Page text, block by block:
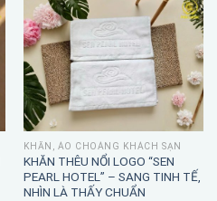
KHĂN, ÁO CHOÀNG KHÁCH SẠN
KHĂN THÊU NỔI LOGO “SEN
PEARL HOTEL” – SANG TINH TẾ,
NHÌN LÀ THẤY CHUẨN